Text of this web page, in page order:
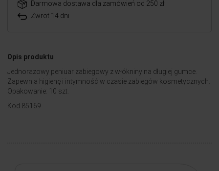
Darmowa dostawa dla zamówień od 250 zł
Zwrot 14 dni
Opis produktu
Jednorazowy peniuar zabiegowy z włókniny na długiej gumce.
Zapewnia higienę i intymność w czasie zabiegów kosmetycznych.
Opakowanie: 10 szt.
Kod 85169